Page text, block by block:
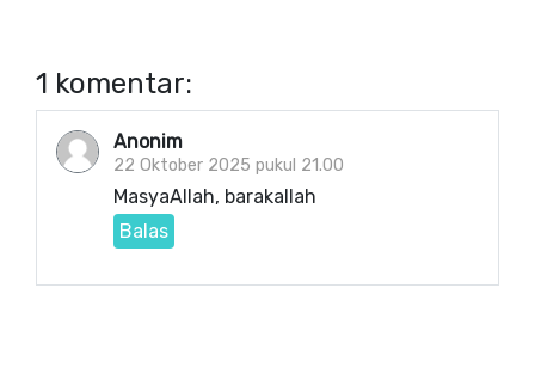
1 komentar:
Anonim
22 Oktober 2025 pukul 21.00
MasyaAllah, barakallah
Balas